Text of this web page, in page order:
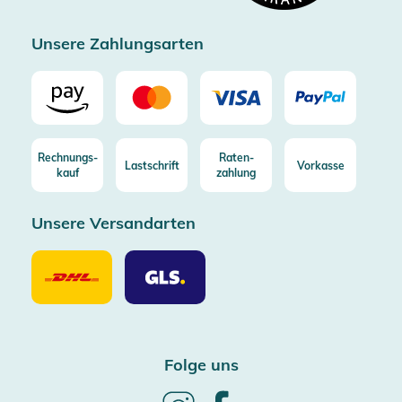
Unsere Zahlungsarten
Rechnungs-
kauf
Lastschrift
Raten-
zahlung
Vorkasse
Unsere Versandarten
Unsere
Versandarten
DHL
Unsere
Versandarten
GLS
Folge uns
Follow